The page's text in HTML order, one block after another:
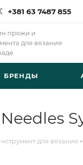
+381 63 7487 855
пряжи и
для вязания
БРЕНДЫ
для вязания